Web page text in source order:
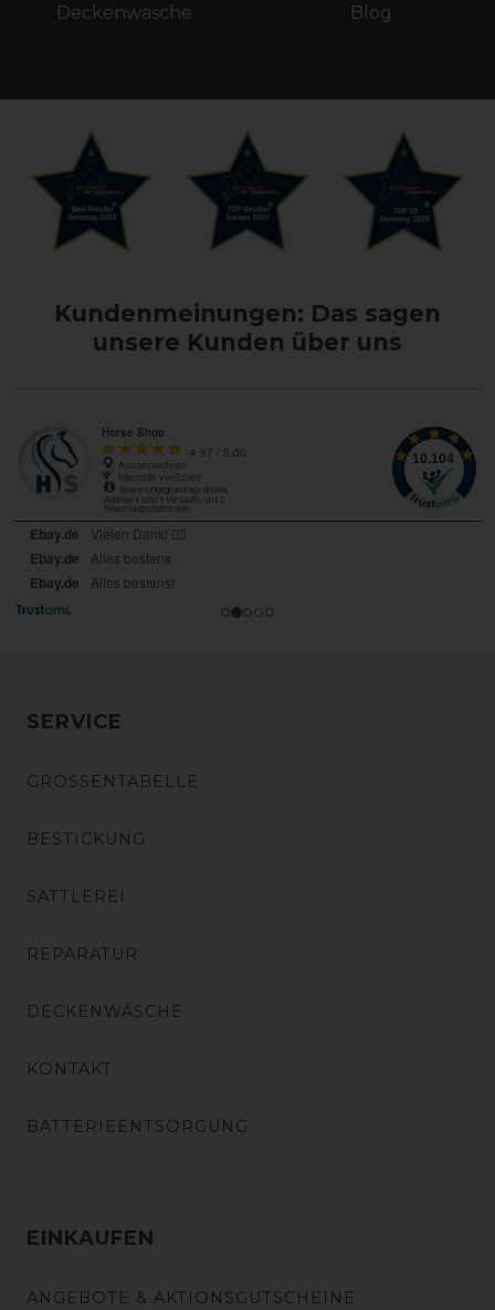
Deckenwäsche Blog
Kundenmeinungen: Das sagen
unsere Kunden über uns
SERVICE
GRÖSSENTABELLE
BESTICKUNG
SATTLEREI
REPARATUR
DECKENWÄSCHE
KONTAKT
BATTERIEENTSORGUNG
EINKAUFEN
ANGEBOTE & AKTIONSGUTSCHEINE